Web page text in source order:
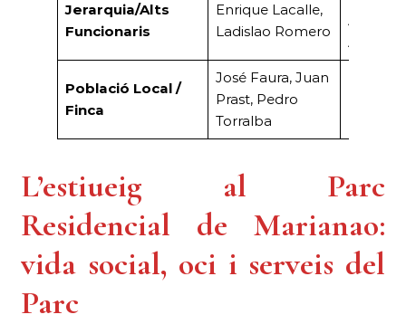
Jerarquia/Alts
Funcionaris
Enrique Lacalle,
Ladislao Romero
Adreça
Població Local /
Finca
José Faura, Juan
Prast, Pedro
Torralba
L’estiueig al Parc
Residencial de Marianao:
vida social, oci i serveis del
Parc